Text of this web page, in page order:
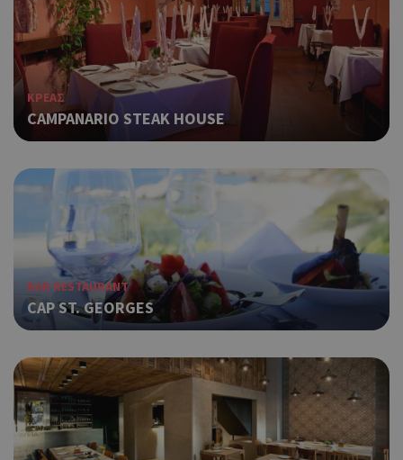
ΚΡΕΑΣ
CAMPANARIO STEAK HOUSE
BAR RESTAURANT
CAP ST. GEORGES